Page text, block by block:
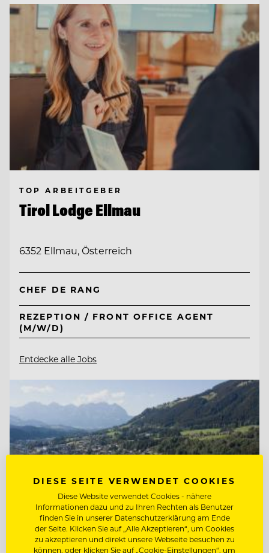
TOP ARBEITGEBER
Tirol Lodge Ellmau
6352 Ellmau, Österreich
CHEF DE RANG
REZEPTION / FRONT OFFICE AGENT
(M/W/D)
Entdecke alle Jobs
DIESE SEITE VERWENDET COOKIES
Diese Website verwendet Cookies - nähere
Informationen dazu und zu Ihren Rechten als Benutzer
finden Sie in unserer Datenschutzerklärung am Ende
der Seite. Klicken Sie auf „Alle Akzeptieren“, um Cookies
zu akzeptieren und direkt unsere Webseite besuchen zu
können, oder klicken Sie auf „Cookie-Einstellungen“, um